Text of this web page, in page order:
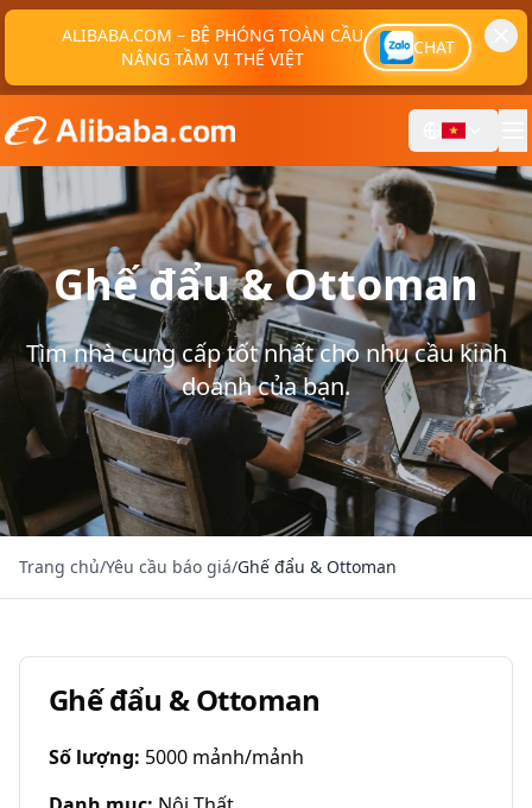
ALIBABA.COM – BỆ PHÓNG TOÀN CẦU
NÂNG TẦM VỊ THẾ VIỆT
CHAT
Ghế đẩu & Ottoman
Tìm nhà cung cấp tốt nhất cho nhu cầu kinh
doanh của bạn.
Trang chủ/Yêu cầu báo giá/Ghế đẩu & Ottoman
Ghế đẩu & Ottoman
Số lượng: 5000 mảnh/mảnh